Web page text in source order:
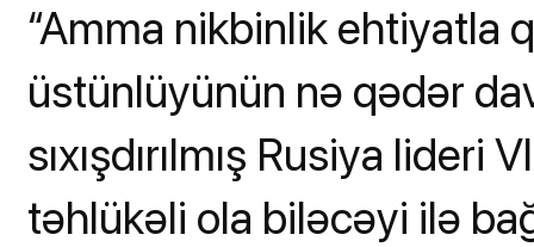
“Amma nikbinlik ehtiyatla
üstünlüyünün nə qədər
sıxışdırılmış Rusiya
təhlükəli ola biləcəyi ilə